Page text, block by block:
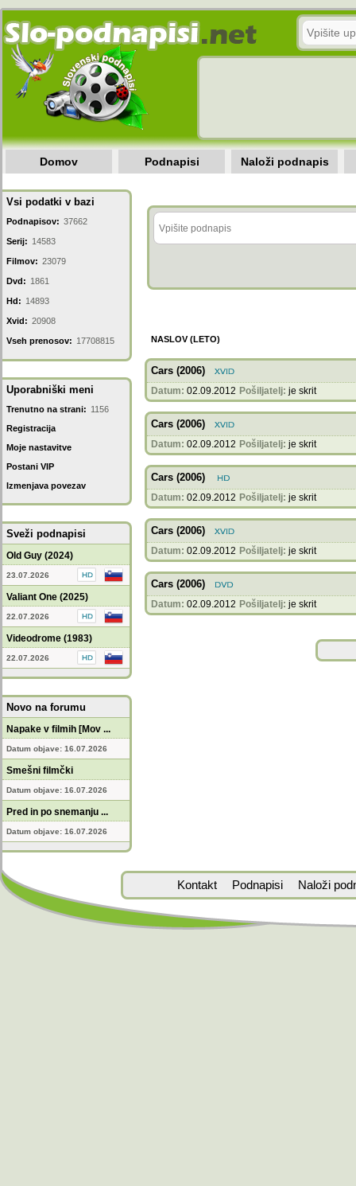
Domov Podnapisi Naloži podnapis
Vsi podatki v bazi
Podnapisov: 37662
Serij: 14583
Filmov: 23079
Dvd: 1861
Hd: 14893
Xvid: 20908
Vseh prenosov: 17708815
Uporabniški meni
Trenutno na strani: 1156
Registracija
Moje nastavitve
Postani VIP
Izmenjava povezav
Sveži podnapisi
Old Guy (2024)
23.07.2026
Valiant One (2025)
22.07.2026
Videodrome (1983)
22.07.2026
Novo na forumu
Napake v filmih [Mov ...
Datum objave: 16.07.2026
Smešni filmčki
Datum objave: 16.07.2026
Pred in po snemanju ...
Datum objave: 16.07.2026
NASLOV (LETO)
Cars (2006)
Datum: 02.09.2012 Pošiljatelj: je skrit
Cars (2006)
Datum: 02.09.2012 Pošiljatelj: je skrit
Cars (2006)
Datum: 02.09.2012 Pošiljatelj: je skrit
Cars (2006)
Datum: 02.09.2012 Pošiljatelj: je skrit
Cars (2006)
Datum: 02.09.2012 Pošiljatelj: je skrit
Kontakt Podnapisi Naloži